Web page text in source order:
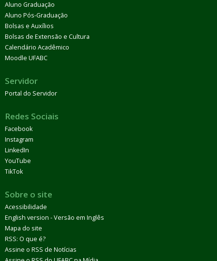
Aluno Graduação
Aluno Pós-Graduação
Bolsas e Auxílios
Bolsas de Extensão e Cultura
Calendário Acadêmico
Moodle UFABC
Servidor
Portal do Servidor
Redes Sociais
Facebook
Instagram
LinkedIn
YouTube
TikTok
Sobre o site
Acessibilidade
English version - Versão em Inglês
Mapa do site
RSS: O que é?
Assine o RSS de Notícias